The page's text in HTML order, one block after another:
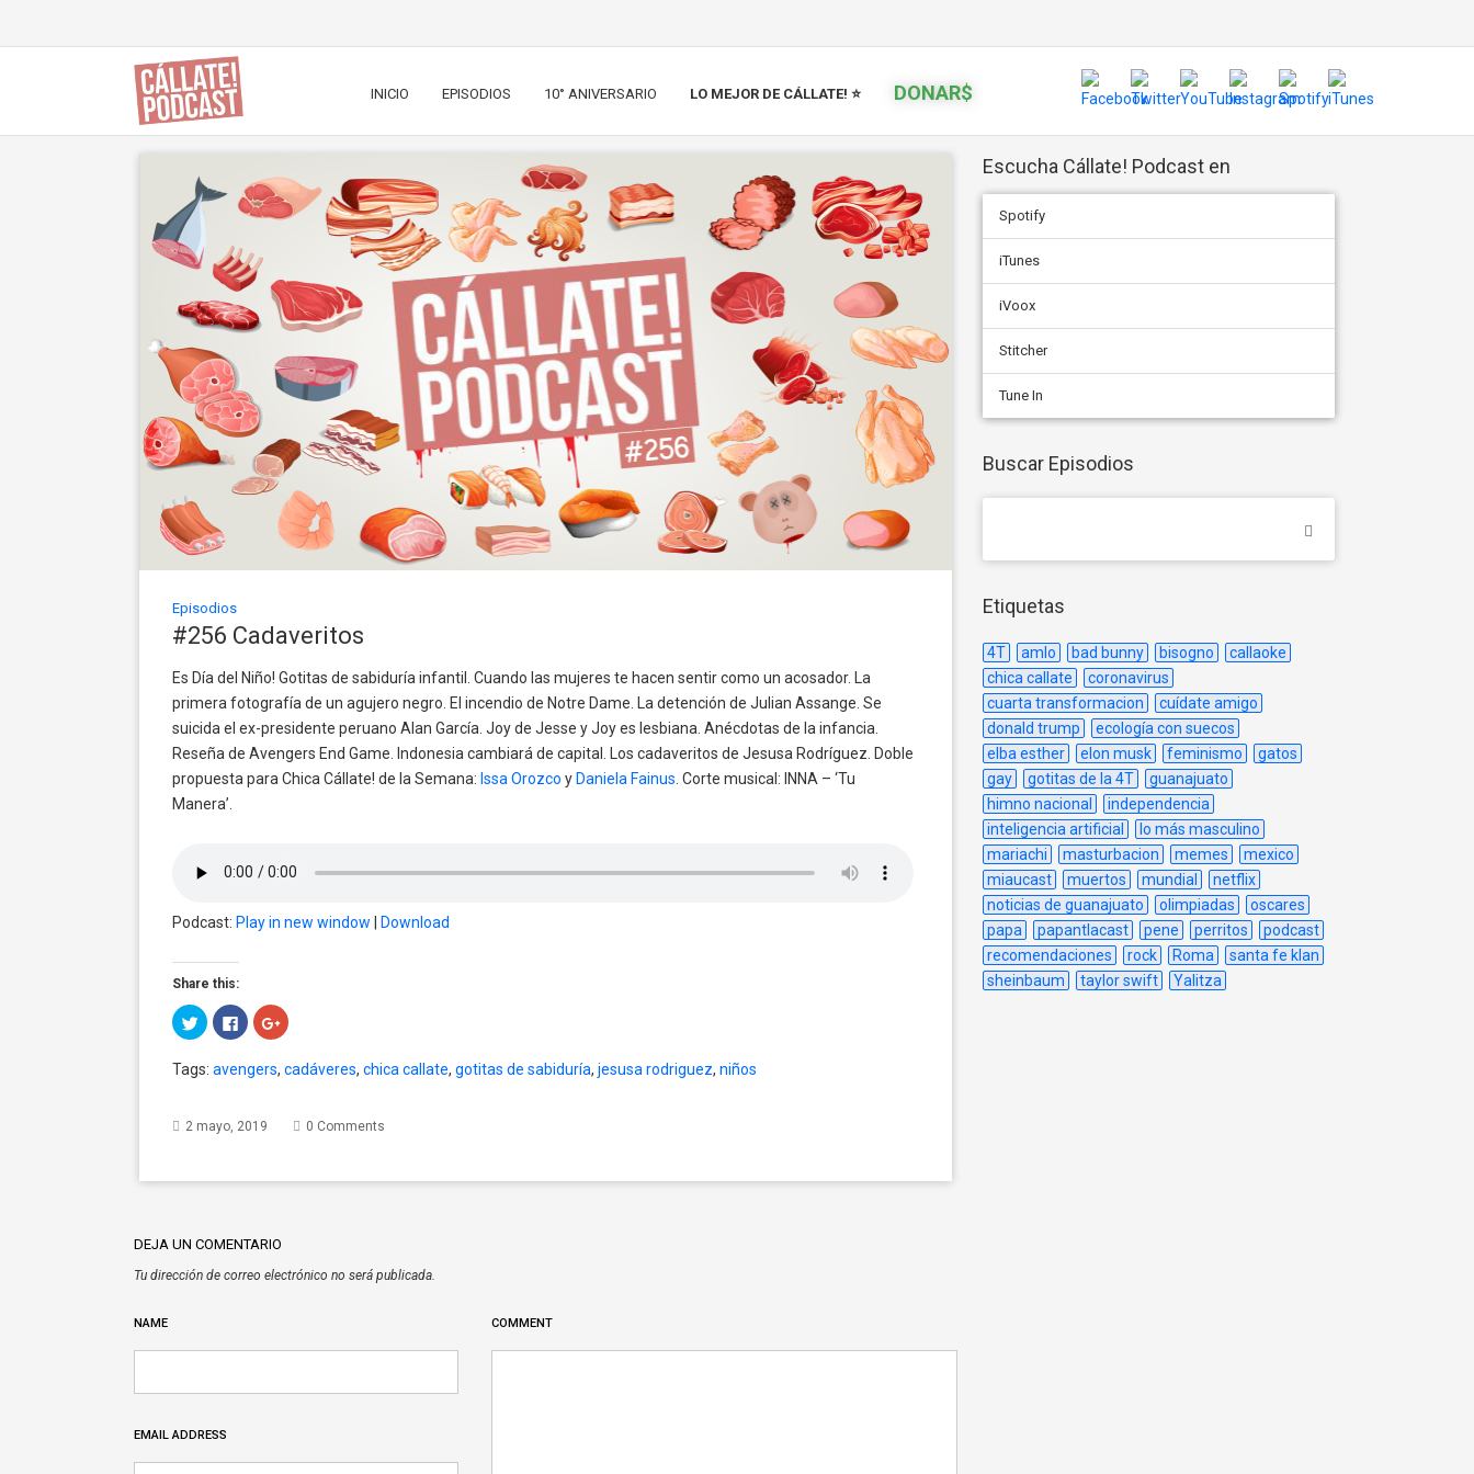
INICIO EPISODIOS 10° ANIVERSARIO LO MEJOR DE CÁLLATE! ⭐ DONAR$
Episodios
#256 Cadaveritos
Es Día del Niño! Gotitas de sabiduría infantil. Cuando las mujeres te hacen sentir como un acosador. La
primera fotografía de un agujero negro. El incendio de Notre Dame. La detención de Julian Assange. Se
suicida el ex-presidente peruano Alan García. Joy de Jesse y Joy es lesbiana. Anécdotas de la infancia.
Reseña de Avengers End Game. Indonesia cambiará de capital. Los cadaveritos de Jesusa Rodríguez. Doble
propuesta para Chica Cállate! de la Semana: Issa Orozco y Daniela Fainus . Corte musical: INNA – ‘Tu
Manera’.
Podcast: Play in new window Download
Share this:
Click
to
share
Twitter
window)
Click
to
share
Facebook
(Opens
window)
Click
to
Google+
window)
Tags: avengers, cadáveres, chica callate, gotitas de sabiduría, jesusa rodriguez, niños
2 mayo, 2019 0 Comments
DEJA UN COMENTARIO
Tu dirección de correo electrónico no será publicada.
NAME
EMAIL ADDRESS
COMMENT
Escucha Cállate! Podcast en
Spotify
iTunes
iVoox
Stitcher
Tune In
Buscar Episodios
Etiquetas
4T amlo bad bunny bisogno
callaoke
chica callate
coronavirus
cuarta transformacion
cuídate amigo
donald trump
ecología con suecos
elba esther
elon musk feminismo
gatos
gay
gotitas de la 4T
guanajuato
himno nacional
independencia
inteligencia artificial
lo más masculino
mariachi
masturbacion memes
mexico
miaucast
muertos mundial
netflix
noticias de guanajuato
olimpiadas
oscares
papa
papantlacast pene perritos
podcast
recomendaciones
rock Roma
santa fe klan
sheinbaum
taylor swift Yalitza